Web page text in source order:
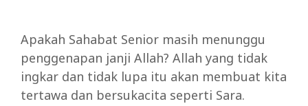
Apakah Sahabat Senior masih menunggu
penggenapan janji Allah? Allah yang tidak
ingkar dan tidak lupa itu akan membuat kita
tertawa dan bersukacita seperti Sara.